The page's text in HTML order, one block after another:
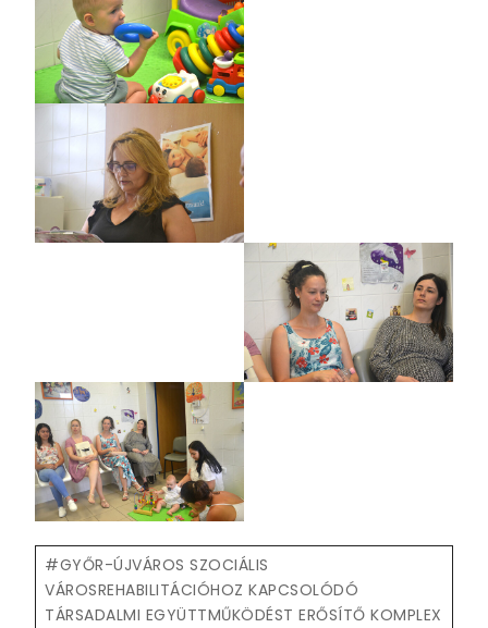
Post
Tags:
#GYŐR-ÚJVÁROS SZOCIÁLIS
VÁROSREHABILITÁCIÓHOZ KAPCSOLÓDÓ
TÁRSADALMI EGYÜTTMŰKÖDÉST ERŐSÍTŐ KOMPLEX